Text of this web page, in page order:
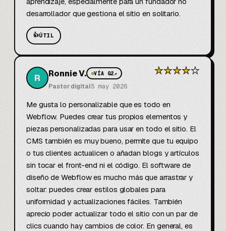
desarrollador que gestiona el sitio en solitario.
👍ÚTIL
R Ronnie V. ◆VÍA G2↗
Pastor digital5 may 2026
★★★★★
Me gusta lo personalizable que es todo en
Webflow. Puedes crear tus propios elementos y
piezas personalizadas para usar en todo el sitio. El
CMS también es muy bueno, permite que tu equipo
o tus clientes actualicen o añadan blogs y artículos
sin tocar el front-end ni el código. El software de
diseño de Webflow es mucho más que arrastrar y
soltar: puedes crear estilos globales para
uniformidad y actualizaciones fáciles. También
aprecio poder actualizar todo el sitio con un par de
clics cuando hay cambios de color. En general, es